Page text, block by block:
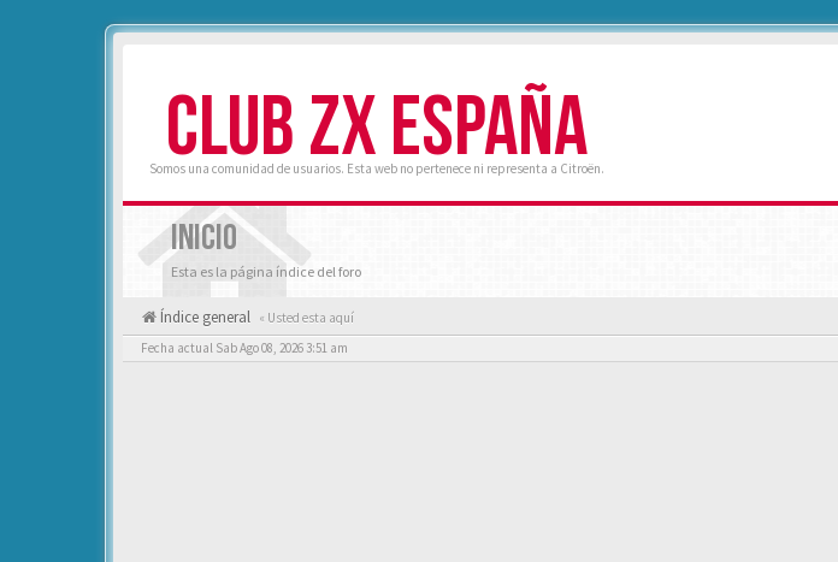
CLUB ZX ESPAÑA
Somos una comunidad de usuarios. Esta web no pertenece ni representa a Citroën.
INICIO
Esta es la página índice del foro
Índice general « Usted esta aquí
Fecha actual Sab Ago 08, 2026 3:51 am